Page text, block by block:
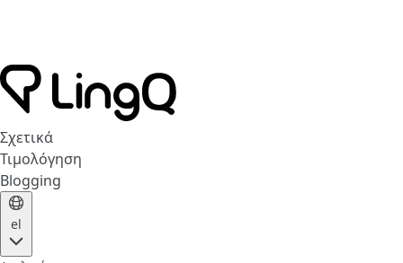
Σχετικά
Τιμολόγηση
Blogging
el